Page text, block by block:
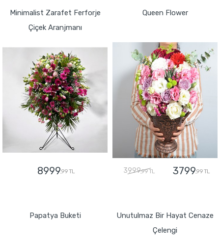
Minimalist Zarafet Ferforje
Çiçek Aranjmanı
8999,99 TL
Queen Flower
3999,99 TL 3799,99 TL
Papatya Buketi
Unutulmaz Bir Hayat Cenaze
Çelengi